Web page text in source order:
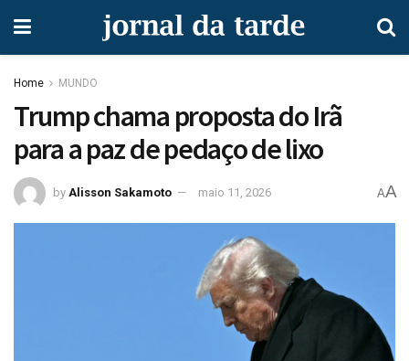
Home MUNDO
Trump chama proposta do Irã
para a paz de pedaço de lixo
by Alisson Sakamoto maio 11, 2026 AA